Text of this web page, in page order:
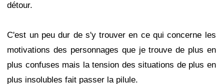
détour.
C'est un peu dur de s'y trouver en ce qui concerne les
motivations des personnages que je trouve de plus en
plus confuses mais la tension des situations de plus en
plus insolubles fait passer la pilule.